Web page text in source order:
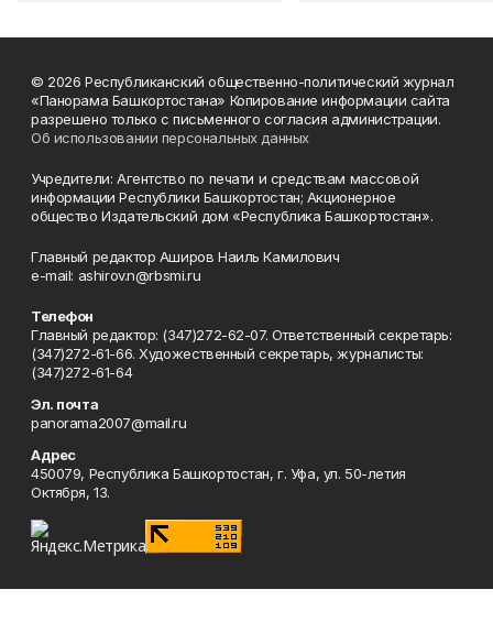
© 2026 Республиканский общественно-политический журнал
«Панорама Башкортостана» Копирование информации сайта
разрешено только с письменного согласия администрации.
Об использовании персональных данных
Учредители: Агентство по печати и средствам массовой
информации Республики Башкортостан; Акционерное
общество Издательский дом «Республика Башкортостан».
Главный редактор Аширов Наиль Камилович
e-mail: ashirov.n@rbsmi.ru
Телефон
Главный редактор: (347)272-62-07. Ответственный секретарь:
(347)272-61-66. Художественный секретарь, журналисты:
(347)272-61-64
Эл. почта
panorama2007@mail.ru
Адрес
450079, Республика Башкортостан, г. Уфа, ул. 50-летия
Октября, 13.